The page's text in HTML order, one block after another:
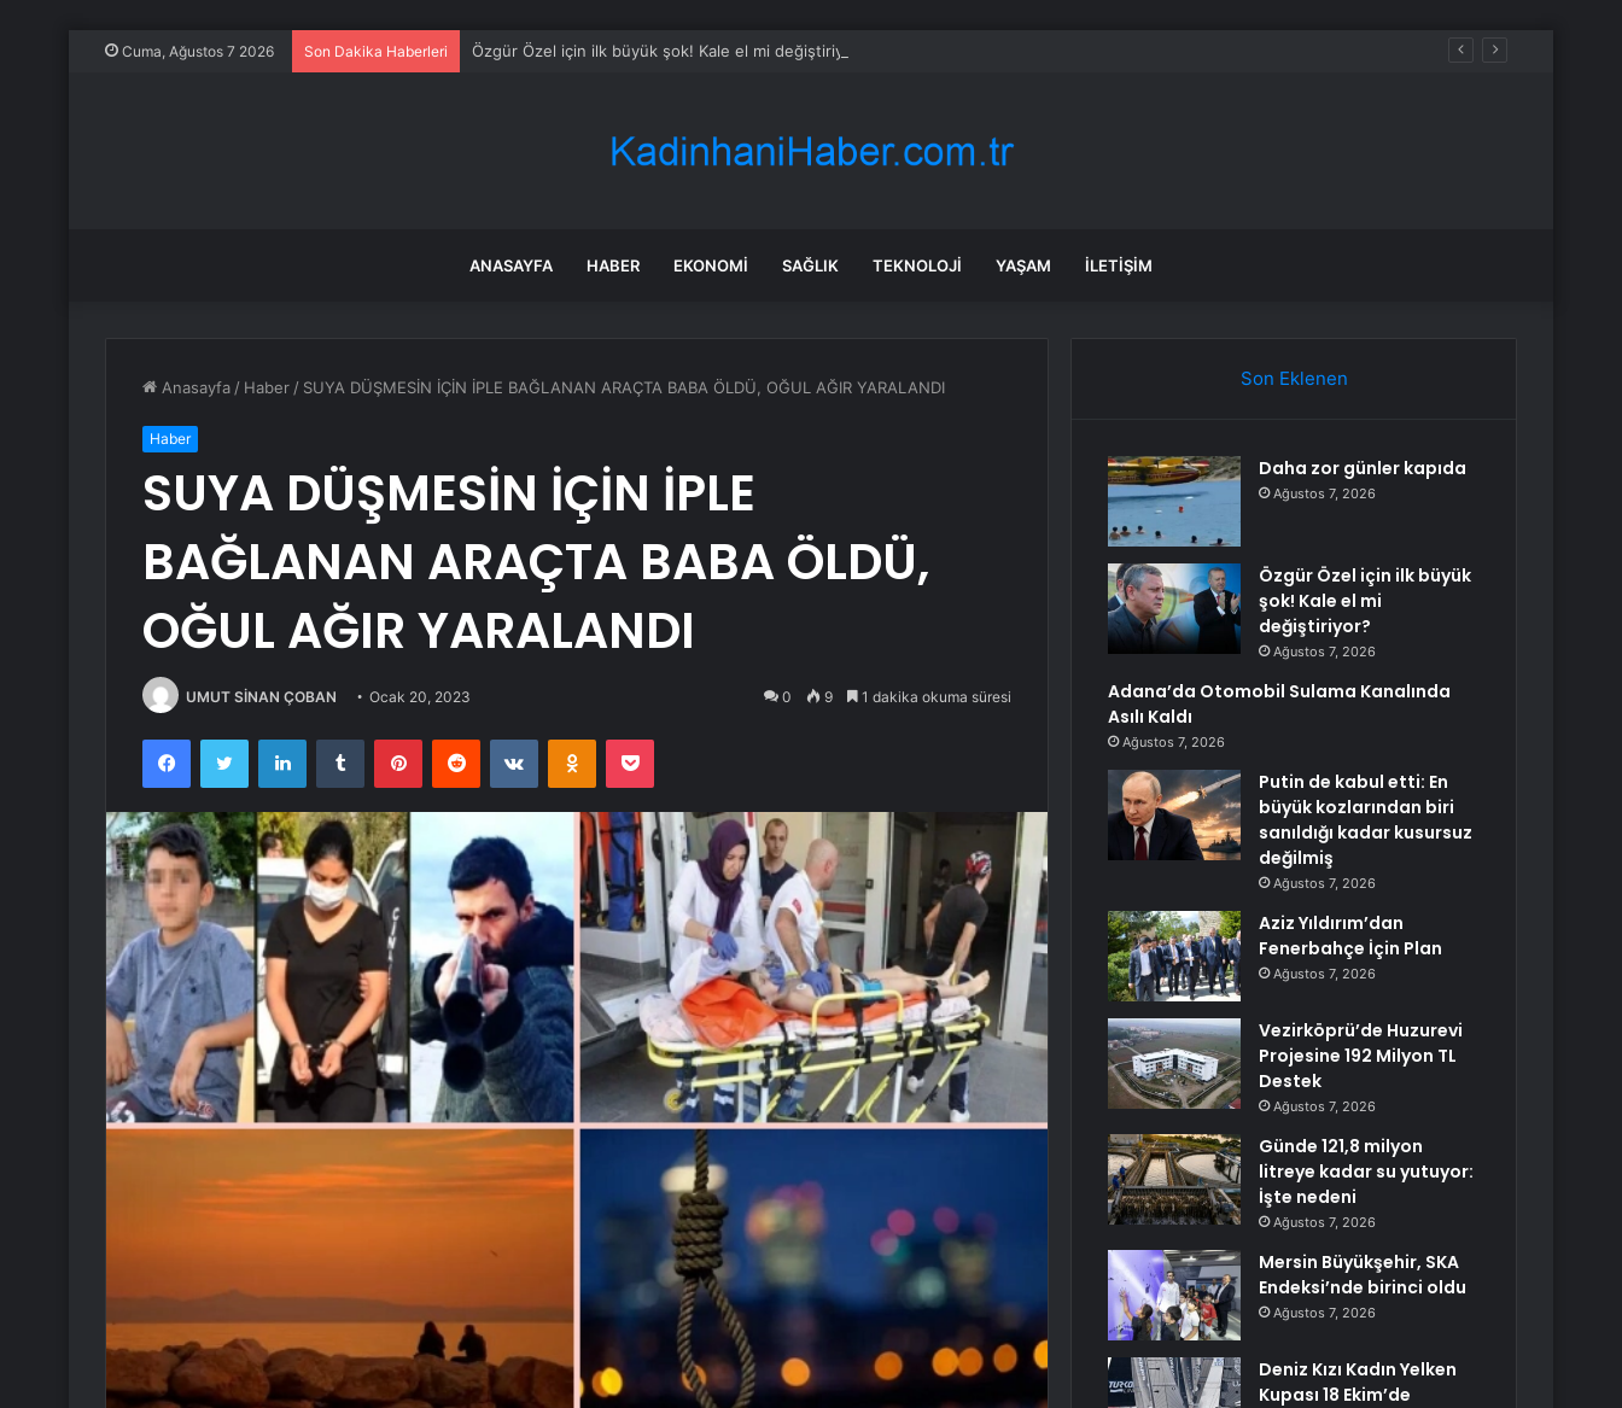
Cuma, Ağustos 7 2026 Son Dakika Haberleri Özgür Özel için ilk büyük şok! Kale el mi değiştiriyor?
ANASAYFA HABER EKONOMI SAĞLIK TEKNOLOJI YAŞAM İLETIŞIM
Anasayfa / Haber / SUYA DÜŞMESİN İÇİN İPLE BAĞLANAN ARAÇTA BABA ÖLDÜ, OĞUL AĞIR YARALANDI
Haber
SUYA DÜŞMESİN İÇİN İPLE
BAĞLANAN ARAÇTA BABA ÖLDÜ,
OĞUL AĞIR YARALANDI
UMUT SİNAN ÇOBAN Ocak 20, 2023 0 9 1 dakika okuma süresi
FacebookTwitter LinkedInTumblr PinterestReddit VKontakteOdnoklassniki
Pocket
Son Eklenen
Daha zor günler kapıda
Ağustos 7, 2026
Özgür Özel için ilk büyük
şok! Kale el mi
değiştiriyor?
Ağustos 7, 2026
Adana’da Otomobil Sulama Kanalında
Asılı Kaldı
Ağustos 7, 2026
Putin de kabul etti: En
büyük kozlarından biri
sanıldığı kadar kusursuz
değilmiş
Ağustos 7, 2026
Aziz Yıldırım’dan
Fenerbahçe İçin Plan
Ağustos 7, 2026
Vezirköprü’de Huzurevi
Projesine 192 Milyon TL
Destek
Ağustos 7, 2026
Günde 121,8 milyon
litreye kadar su yutuyor:
İşte nedeni
Ağustos 7, 2026
Mersin Büyükşehir, SKA
Endeksi’nde birinci oldu
Ağustos 7, 2026
Deniz Kızı Kadın Yelken
Kupası 18 Ekim’de